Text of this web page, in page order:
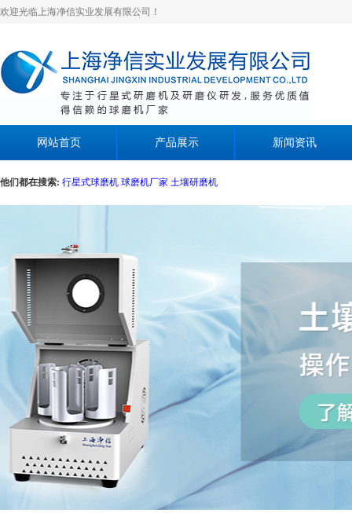
欢迎光临上海净信实业发展有限公司！
网站首页 产品展示 新闻资讯
他们都在搜索: 行星式球磨机 球磨机厂家 土壤研磨机